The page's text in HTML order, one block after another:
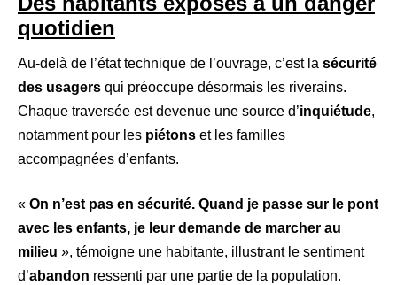
quotidien
Au-delà de l’état technique de l’ouvrage, c’est la sécurité
des usagers qui préoccupe désormais les riverains.
Chaque traversée est devenue une source d’inquiétude,
notamment pour les piétons et les familles
accompagnées d’enfants.
« On n’est pas en sécurité. Quand je passe sur le pont
avec les enfants, je leur demande de marcher au
milieu », témoigne une habitante, illustrant le sentiment
d’abandon ressenti par une partie de la population.